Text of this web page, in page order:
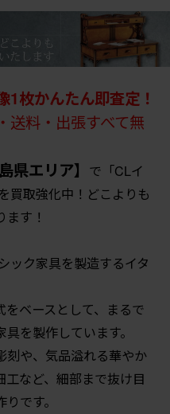
1枚かんたん即査定！
送料・出張すべて無
県エリア】 で「CLイ
買取強化中！どこよりも
す！
ック家具を製造するイタ
ベースとして、まるで
を製作しています。
刻や、気品溢れる華やか
など、細部まで抜け目
です。